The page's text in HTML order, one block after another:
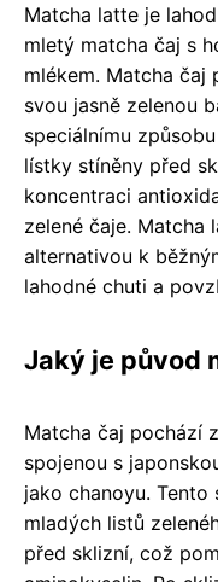
Matcha latte je
mletý matcha čaj s
mlékem. Matcha čaj
svou jasně zelenou
speciálnímu
lístky stíněny před
koncentraci
zelené čaje. Matcha
alternativou k
lahodné chuti a
Jaký je původ
Matcha čaj pochází
spojenou s
jako chanoyu.
mladých listů
před sklizní, což